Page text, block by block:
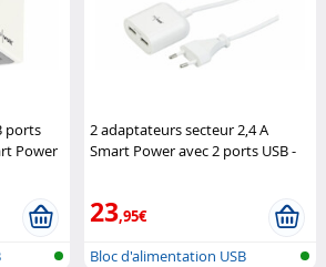
ports
Power
2 adaptateurs secteur 2,4 A
Smart Power avec 2 ports USB -
23,95€
Bloc d'alimentation USB